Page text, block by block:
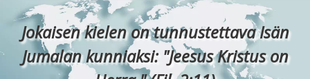
Jokaisen kielen on tunnustettava Isän
Jumalan kunniaksi: "Jeesus Kristus on